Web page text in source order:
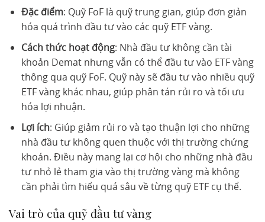
Đặc điểm: Quỹ FoF là quỹ trung gian, giúp đơn giản
hóa quá trình đầu tư vào các quỹ ETF vàng.
Cách thức hoạt động: Nhà đầu tư không cần tài
khoản Demat nhưng vẫn có thể đầu tư vào ETF vàng
thông qua quỹ FoF. Quỹ này sẽ đầu tư vào nhiều quỹ
ETF vàng khác nhau, giúp phân tán rủi ro và tối ưu
hóa lợi nhuận.
Lợi ích: Giúp giảm rủi ro và tạo thuận lợi cho những
nhà đầu tư không quen thuộc với thị trường chứng
khoán. Điều này mang lại cơ hội cho những nhà đầu
tư nhỏ lẻ tham gia vào thị trường vàng mà không
cần phải tìm hiểu quá sâu về từng quỹ ETF cụ thể.
Vai trò của quỹ đầu tư vàng